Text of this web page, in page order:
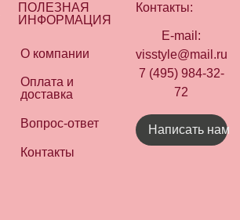
ПОЛЕЗНАЯ
ИНФОРМАЦИЯ
О компании
Оплата и
доставка
Вопрос-ответ
Контакты
Контакты:
E-mail:
visstyle@mail.ru
7 (495) 984-32-
72
Написать нам